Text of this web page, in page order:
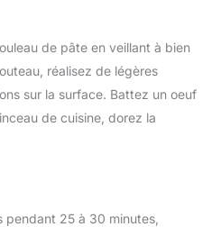
de pâte en veillant à bien
réalisez de légères
sur la surface. Battez un oeuf
de cuisine, dorez la
pendant 25 à 30 minutes,